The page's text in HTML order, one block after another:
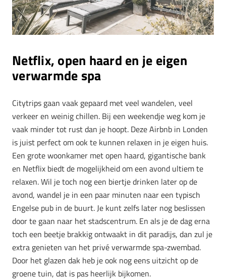
Netflix, open haard en je eigen
verwarmde spa
Citytrips gaan vaak gepaard met veel wandelen, veel
verkeer en weinig chillen. Bij een weekendje weg kom je
vaak minder tot rust dan je hoopt. Deze Airbnb in Londen
is juist perfect om ook te kunnen relaxen in je eigen huis.
Een grote woonkamer met open haard, gigantische bank
en Netflix biedt de mogelijkheid om een avond ultiem te
relaxen. Wil je toch nog een biertje drinken later op de
avond, wandel je in een paar minuten naar een typisch
Engelse pub in de buurt. Je kunt zelfs later nog beslissen
door te gaan naar het stadscentrum. En als je de dag erna
toch een beetje brakkig ontwaakt in dit paradijs, dan zul je
extra genieten van het privé verwarmde spa-zwembad.
Door het glazen dak heb je ook nog eens uitzicht op de
groene tuin, dat is pas heerlijk bijkomen.